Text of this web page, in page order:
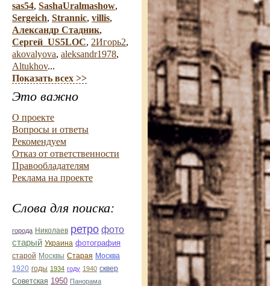
sas54, SashaUralmashow,
Sergeich, Strannic, villis,
Александр Стадник,
Сергей_US5LOC, 2Игорь2,
akovalyova, aleksandr1978,
Altukhov...
Показать всех >>
Это важно
О проекте
Вопросы и ответы
Рекомендуем
Отказ от ответственности
Правообладателям
Реклама на проекте
Слова для поиска:
города Николаев ретро фото
старый Украина фотография
старой Москвы Старая Москва
1920 годы 1934 году 1940 сквер
Советская 1950 Панорама